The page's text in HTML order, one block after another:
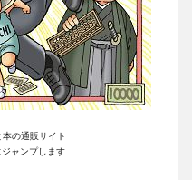
の通販サイト
ャンプします